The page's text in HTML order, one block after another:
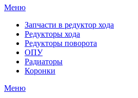
Меню
Запчасти в редуктор хода
Редукторы хода
Редукторы поворота
ОПУ
Радиаторы
Коронки
Меню